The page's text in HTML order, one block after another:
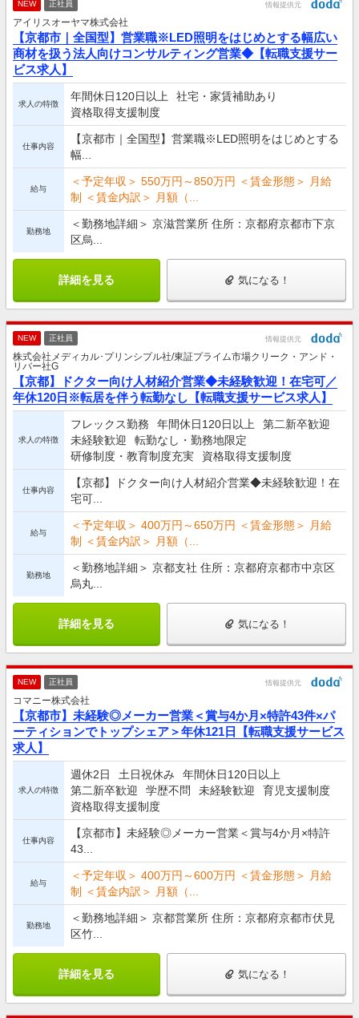
NEW 正社員 情報提供元
アイリスオーヤマ株式会社
【京都市｜全国型】営業職※LED照明をはじめとする幅広い
商材を扱う法人向けコンサルティング営業◆【転職支援サー
ビス求人】
求人の特徴
年間休日120日以上
社宅・家賃補助あり
資格取得支援制度
仕事内容
【京都市｜全国型】営業職※LED照明をはじめとする
幅...
給与
＜予定年収＞ 550万円～850万円 ＜賃金形態＞ 月給
制 ＜賃金内訳＞ 月額（...
勤務地
＜勤務地詳細＞ 京滋営業所 住所：京都府京都市下京
区烏...
詳細を見る 気になる！
NEW 正社員 情報提供元
株式会社メディカル･プリンシプル社/東証プライム市場クリーク・アンド・
リバー社G
【京都】ドクター向け人材紹介営業◆未経験歓迎！在宅可／
年休120日※転居を伴う転勤なし【転職支援サービス求人】
求人の特徴
フレックス勤務 年間休日120日以上
第二新卒歓迎
未経験歓迎
転勤なし・勤務地限定
研修制度・教育制度充実
資格取得支援制度
仕事内容
【京都】ドクター向け人材紹介営業◆未経験歓迎！在
宅可...
給与
＜予定年収＞ 400万円～650万円 ＜賃金形態＞ 月給
制 ＜賃金内訳＞ 月額（...
勤務地
＜勤務地詳細＞ 京都支社 住所：京都府京都市中京区
烏丸...
詳細を見る 気になる！
NEW 正社員 情報提供元
コマニー株式会社
【京都市】未経験◎メーカー営業＜賞与4か月×特許43件×パ
ーティションでトップシェア＞年休121日【転職支援サービス
求人】
求人の特徴
週休2日 土日祝休み
年間休日120日以上
第二新卒歓迎
学歴不問 未経験歓迎
育児支援制度
資格取得支援制度
仕事内容
【京都市】未経験◎メーカー営業＜賞与4か月×特許
43...
給与
＜予定年収＞ 400万円～600万円 ＜賃金形態＞ 月給
制 ＜賃金内訳＞ 月額（...
勤務地
＜勤務地詳細＞ 京都営業所 住所：京都府京都市伏見
区竹...
詳細を見る 気になる！